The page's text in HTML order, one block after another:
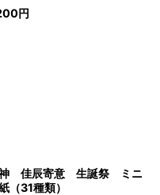
円
佳辰寄意 生誕祭 ミニ
（31種類）